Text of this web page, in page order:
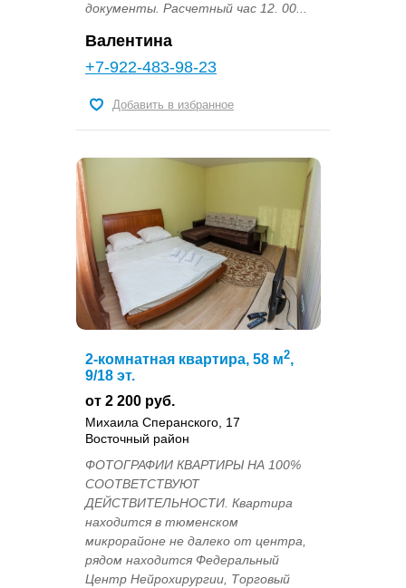
документы. Расчетный час 12. 00...
Валентина
+7-922-483-98-23
Добавить в избранное
2-комнатная квартира, 58 м2,
9/18 эт.
от 2 200 руб.
Михаила Сперанского, 17
Восточный район
ФОТОГРАФИИ КВАРТИРЫ НА 100%
СООТВЕТСТВУЮТ
ДЕЙСТВИТЕЛЬНОСТИ. Квартира
находится в тюменском
микрорайоне не далеко от центра,
рядом находится Федеральный
Центр Нейрохирургии, Торговый